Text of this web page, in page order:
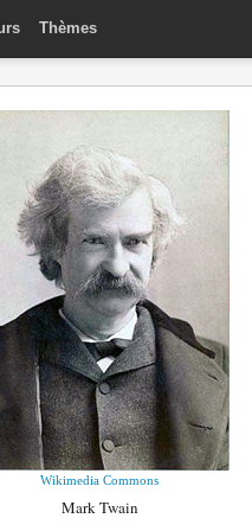
Thèmes
Wikimedia Commons
Mark Twain